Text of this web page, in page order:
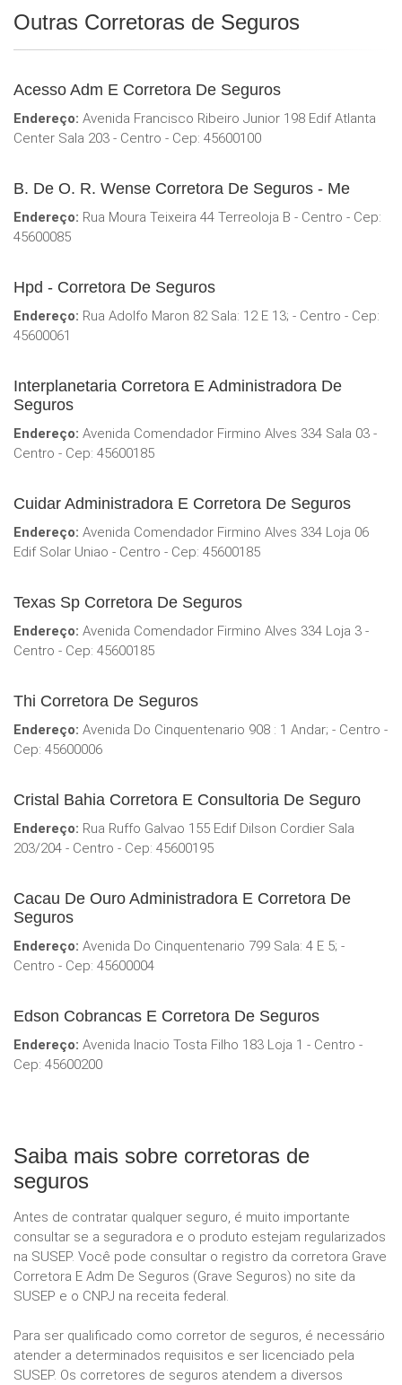
Outras Corretoras de Seguros
Acesso Adm E Corretora De Seguros
Endereço: Avenida Francisco Ribeiro Junior 198 Edif Atlanta
Center Sala 203 - Centro - Cep: 45600100
B. De O. R. Wense Corretora De Seguros - Me
Endereço: Rua Moura Teixeira 44 Terreoloja B - Centro - Cep:
45600085
Hpd - Corretora De Seguros
Endereço: Rua Adolfo Maron 82 Sala: 12 E 13; - Centro - Cep:
45600061
Interplanetaria Corretora E Administradora De
Seguros
Endereço: Avenida Comendador Firmino Alves 334 Sala 03 -
Centro - Cep: 45600185
Cuidar Administradora E Corretora De Seguros
Endereço: Avenida Comendador Firmino Alves 334 Loja 06
Edif Solar Uniao - Centro - Cep: 45600185
Texas Sp Corretora De Seguros
Endereço: Avenida Comendador Firmino Alves 334 Loja 3 -
Centro - Cep: 45600185
Thi Corretora De Seguros
Endereço: Avenida Do Cinquentenario 908 : 1 Andar; - Centro -
Cep: 45600006
Cristal Bahia Corretora E Consultoria De Seguro
Endereço: Rua Ruffo Galvao 155 Edif Dilson Cordier Sala
203/204 - Centro - Cep: 45600195
Cacau De Ouro Administradora E Corretora De
Seguros
Endereço: Avenida Do Cinquentenario 799 Sala: 4 E 5; -
Centro - Cep: 45600004
Edson Cobrancas E Corretora De Seguros
Endereço: Avenida Inacio Tosta Filho 183 Loja 1 - Centro -
Cep: 45600200
Saiba mais sobre corretoras de
seguros
Antes de contratar qualquer seguro, é muito importante
consultar se a seguradora e o produto estejam regularizados
na SUSEP. Você pode consultar o registro da corretora Grave
Corretora E Adm De Seguros (Grave Seguros) no site da
SUSEP e o CNPJ na receita federal.
Para ser qualificado como corretor de seguros, é necessário
atender a determinados requisitos e ser licenciado pela
SUSEP. Os corretores de seguros atendem a diversos